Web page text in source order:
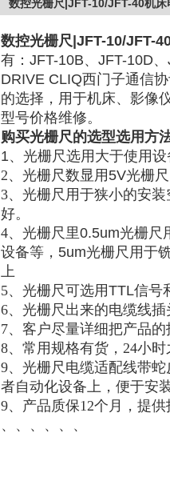
数控光栅尺|JFT-10/JFT-40机床
数控光栅尺|JFT-10/JFT-
有：JFT-10B、JFT-10D
DRIVE CLIQ西门子通信
的选择，用于机床、影像
型号价格维修。
购买光栅尺的选型选用方
1、光栅尺选用大于使用
2、 光栅尺数显用5V光栅
3、 光栅尺用于狭小的安装
好。
4、 光栅尺里0.5um光栅尺
设备等 ，5um光栅尺用于
上
5、 光栅尺可选用TTL信号
6、光栅尺出来的电缆线
7、客户尽量详细把产品
8、常用规格有货，24小
9、光栅尺电缆适配线带
者自动化设备上，便于安
9、产品质保12个月，提
、、、、、、